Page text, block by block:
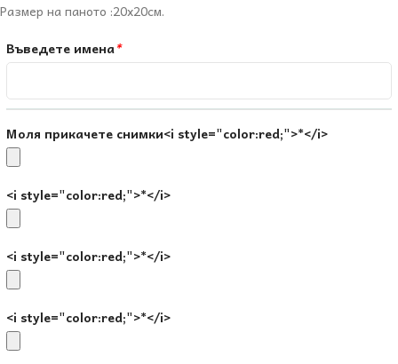
Размер на паното :20х20см.
Въведете имена*
Моля прикачете снимки<i style="color:red;">*</i>
<i style="color:red;">*</i>
<i style="color:red;">*</i>
<i style="color:red;">*</i>